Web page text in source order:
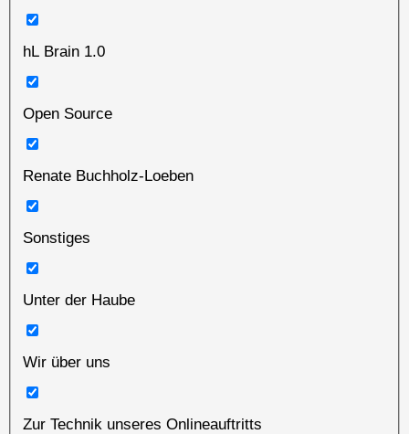
hL Brain 1.0
Open Source
Renate Buchholz-Loeben
Sonstiges
Unter der Haube
Wir über uns
Zur Technik unseres Onlineauftritts